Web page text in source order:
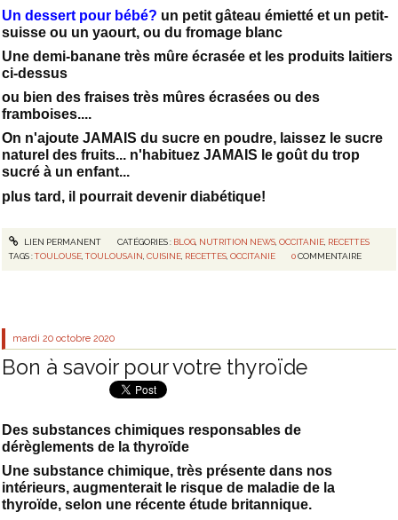
Un dessert pour bébé? un petit gâteau émietté et un petit-
suisse ou un yaourt, ou du fromage blanc
Une demi-banane très mûre écrasée et les produits laitiers
ci-dessus
ou bien des fraises très mûres écrasées ou des
framboises....
On n'ajoute JAMAIS du sucre en poudre, laissez le sucre
naturel des fruits... n'habituez JAMAIS le goût du trop
sucré à un enfant...
plus tard, il pourrait devenir diabétique!
LIEN PERMANENT CATÉGORIES : BLOG, NUTRITION NEWS, OCCITANIE, RECETTES
TAGS :TOULOUSE ,TOULOUSAIN ,CUISINE RECETTES ,OCCITANIE 0 COMMENTAIRE
mardi 20 octobre 2020
Bon à savoir pour votre thyroïde
Des substances chimiques responsables de
dérèglements de la thyroïde
Une substance chimique, très présente dans nos
intérieurs, augmenterait le risque de maladie de la
thyroïde, selon une récente étude britannique.